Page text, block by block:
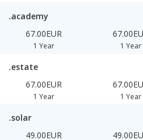
.academy
67.00EUR
1 Year 1 Year
.estate
67.00EUR
1 Year 1 Year
.solar
49.00EUR